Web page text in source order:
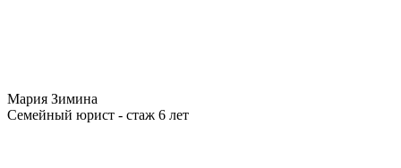
Мария Зимина
Семейный юрист - стаж 6 лет